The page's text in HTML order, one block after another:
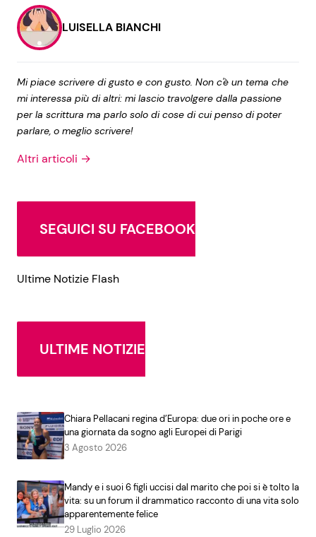
LUISELLA BIANCHI
Mi piace scrivere di gusto e con gusto. Non c'è un tema che
mi interessa più di altri: mi lascio travolgere dalla passione
per la scrittura ma parlo solo di cose di cui penso di poter
parlare, o meglio scrivere!
Altri articoli →
SEGUICI SU FACEBOOK
Ultime Notizie Flash
ULTIME NOTIZIE
Chiara Pellacani regina d’Europa: due ori in poche ore e
una giornata da sogno agli Europei di Parigi
3 Agosto 2026
Mandy e i suoi 6 figli uccisi dal marito che poi si è tolto la
vita: su un forum il drammatico racconto di una vita solo
apparentemente felice
29 Luglio 2026